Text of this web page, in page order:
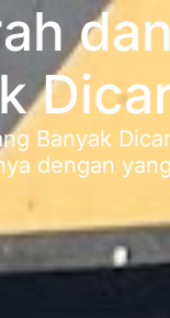
Banyak
dengan